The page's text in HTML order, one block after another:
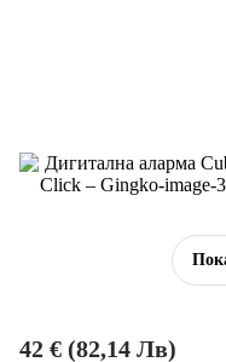
42 € (82,14 Лв)